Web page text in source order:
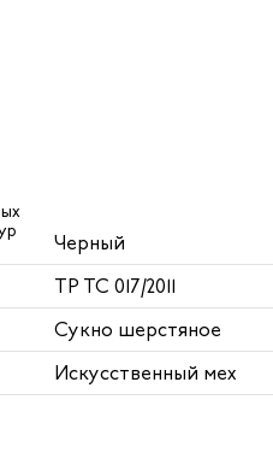
Черный
ТР ТС 017/2011
Сукно шерстяное
Искусственный мех